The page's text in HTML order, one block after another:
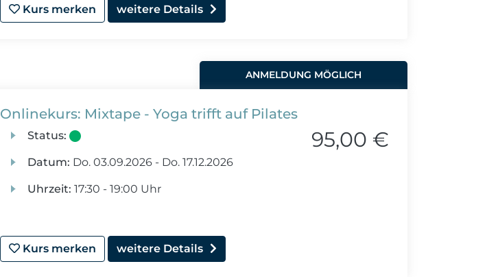
Kurs merken weitere Details
ANMELDUNG MÖGLICH
Onlinekurs: Mixtape - Yoga trifft auf Pilates
Status:
Datum: Do.03.09.2026 - Do.17.12.2026
Uhrzeit: 17:30 - 19:00 Uhr
95,00 €
Kurs merken weitere Details